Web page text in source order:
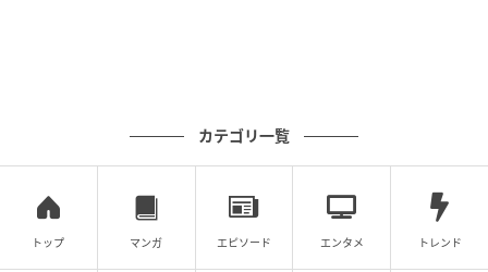
カテゴリ一覧
トップ マンガ エピソード エンタメ トレンド